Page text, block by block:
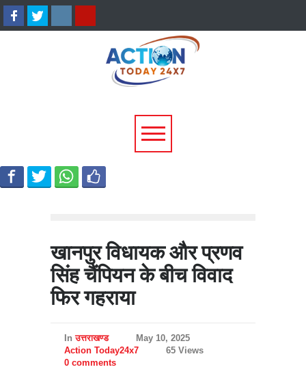
उत्तराखंड में बारिश का कहर:
यमुनोत्री और बदरीनाथ हाईवे पर
भूस्खलन, कई मार्ग बंद; श्रद्धालु और
खानपुर विधायक और प्रणव
सिंह चैंपियन के बीच विवाद
फिर गहराया
Inउत्तराखण्ड
May 10, 2025
Action Today24x7
65 Views
0 comments